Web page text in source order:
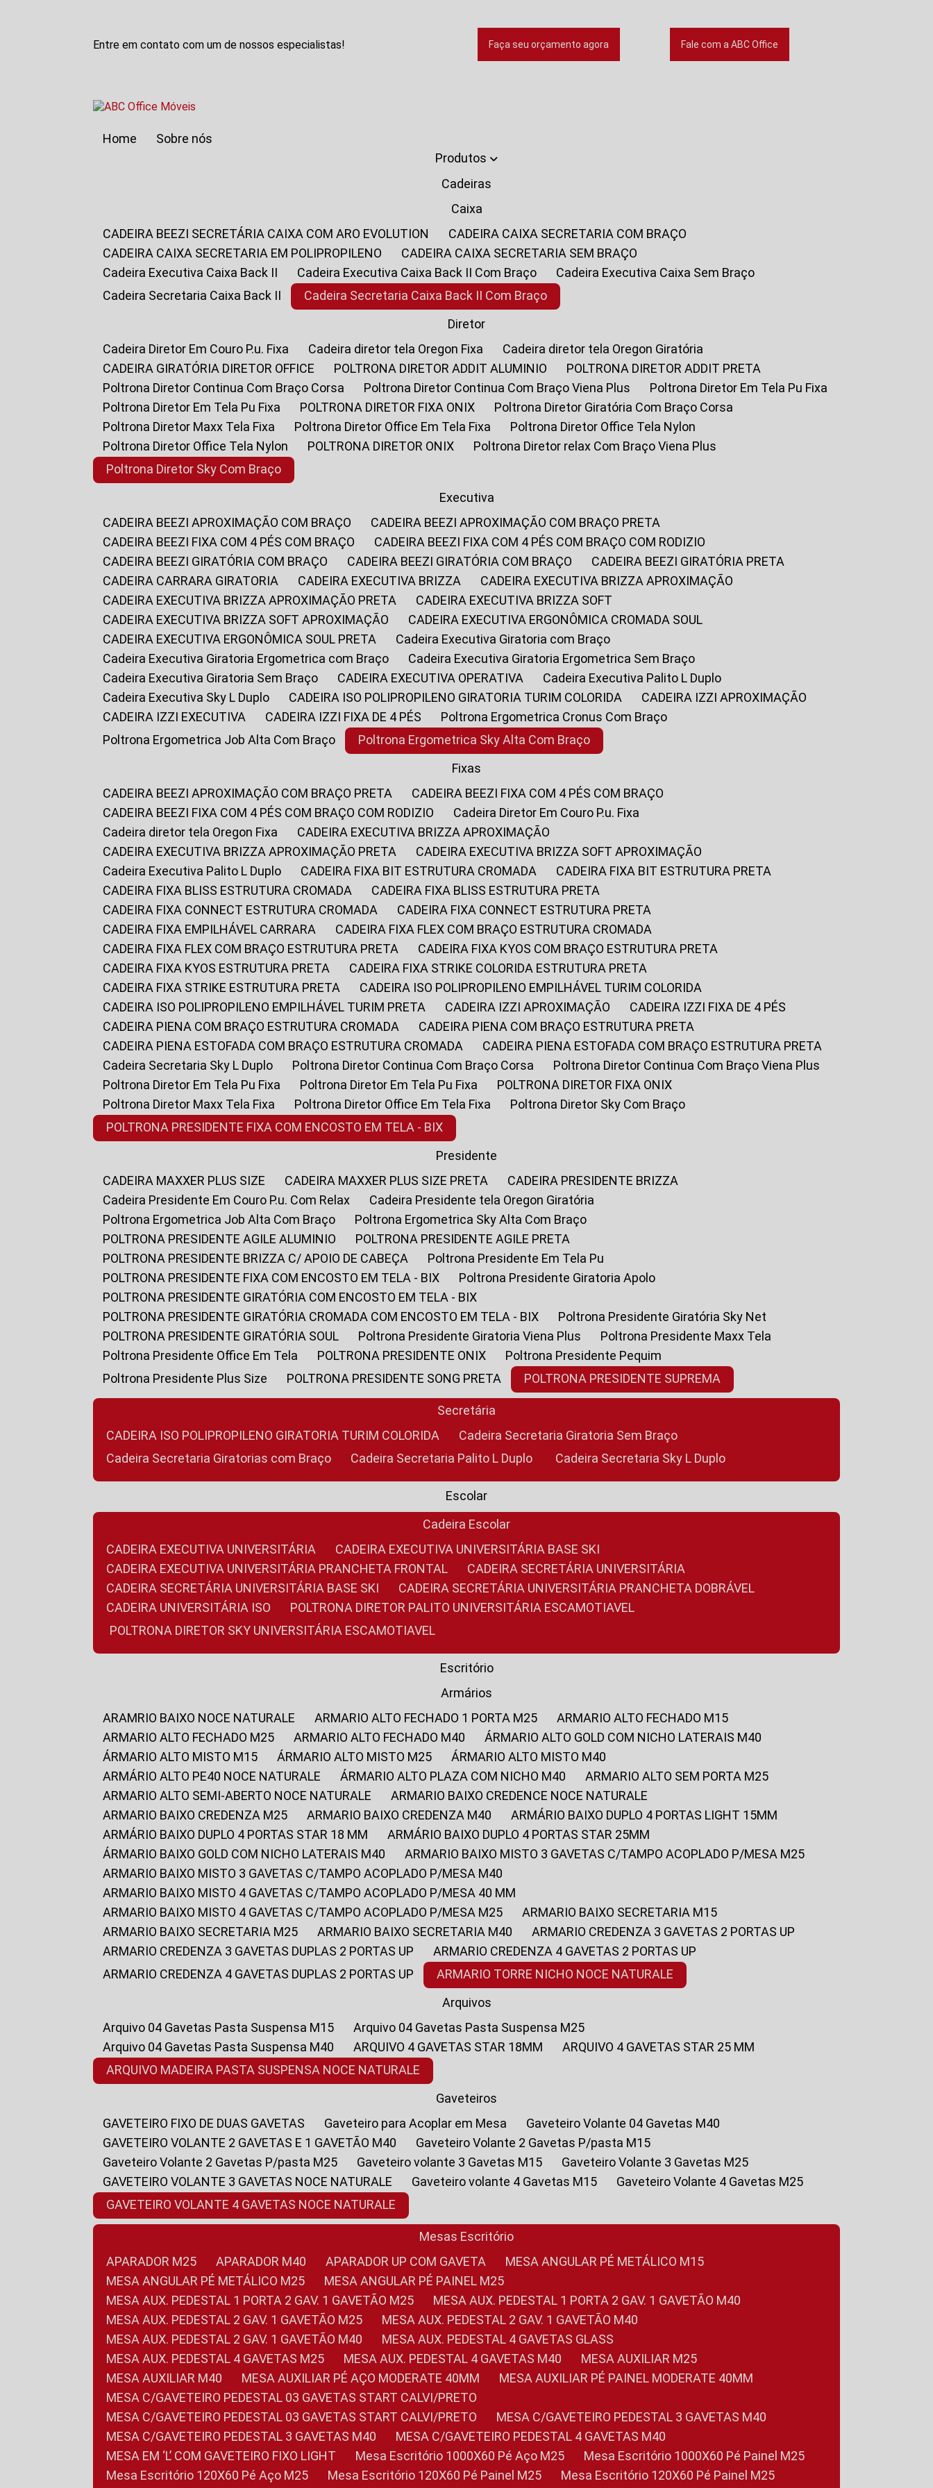
Entre em contato com um de nossos especialistas! Faça seu orçamento agora Fale com a ABC Office
Home
Sobre nós
Produtos
Cadeiras
Caixa
CADEIRA BEEZI SECRETÁRIA CAIXA COM ARO EVOLUTION
CADEIRA CAIXA SECRETARIA COM BRAÇO
CADEIRA CAIXA SECRETARIA EM POLIPROPILENO
CADEIRA CAIXA SECRETARIA SEM BRAÇO
Cadeira Executiva Caixa Back II
Cadeira Executiva Caixa Back II Com Braço
Cadeira Executiva Caixa Sem Braço
Cadeira Secretaria Caixa Back II
Cadeira Secretaria Caixa Back II Com Braço
Diretor
Cadeira Diretor Em Couro P.u. Fixa
Cadeira diretor tela Oregon Fixa
Cadeira diretor tela Oregon Giratória
CADEIRA GIRATÓRIA DIRETOR OFFICE
POLTRONA DIRETOR ADDIT ALUMINIO
POLTRONA DIRETOR ADDIT PRETA
Poltrona Diretor Continua Com Braço Corsa
Poltrona Diretor Continua Com Braço Viena Plus
Poltrona Diretor Em Tela Pu Fixa
Poltrona Diretor Em Tela Pu Fixa
POLTRONA DIRETOR FIXA ONIX
Poltrona Diretor Giratória Com Braço Corsa
Poltrona Diretor Maxx Tela Fixa
Poltrona Diretor Office Em Tela Fixa
Poltrona Diretor Office Tela Nylon
Poltrona Diretor Office Tela Nylon
POLTRONA DIRETOR ONIX
Poltrona Diretor relax Com Braço Viena Plus
Poltrona Diretor Sky Com Braço
Executiva
CADEIRA BEEZI APROXIMAÇÃO COM BRAÇO
CADEIRA BEEZI APROXIMAÇÃO COM BRAÇO PRETA
CADEIRA BEEZI FIXA COM 4 PÉS COM BRAÇO
CADEIRA BEEZI FIXA COM 4 PÉS COM BRAÇO COM RODIZIO
CADEIRA BEEZI GIRATÓRIA COM BRAÇO
CADEIRA BEEZI GIRATÓRIA COM BRAÇO
CADEIRA BEEZI GIRATÓRIA PRETA
CADEIRA CARRARA GIRATORIA
CADEIRA EXECUTIVA BRIZZA
CADEIRA EXECUTIVA BRIZZA APROXIMAÇÃO
CADEIRA EXECUTIVA BRIZZA APROXIMAÇÃO PRETA
CADEIRA EXECUTIVA BRIZZA SOFT
CADEIRA EXECUTIVA BRIZZA SOFT APROXIMAÇÃO
CADEIRA EXECUTIVA ERGONÔMICA CROMADA SOUL
CADEIRA EXECUTIVA ERGONÔMICA SOUL PRETA
Cadeira Executiva Giratoria com Braço
Cadeira Executiva Giratoria Ergometrica com Braço
Cadeira Executiva Giratoria Ergometrica Sem Braço
Cadeira Executiva Giratoria Sem Braço
CADEIRA EXECUTIVA OPERATIVA
Cadeira Executiva Palito L Duplo
Cadeira Executiva Sky L Duplo
CADEIRA ISO POLIPROPILENO GIRATORIA TURIM COLORIDA
CADEIRA IZZI APROXIMAÇÃO
CADEIRA IZZI EXECUTIVA
CADEIRA IZZI FIXA DE 4 PÉS
Poltrona Ergometrica Cronus Com Braço
Poltrona Ergometrica Job Alta Com Braço
Poltrona Ergometrica Sky Alta Com Braço
Fixas
CADEIRA BEEZI APROXIMAÇÃO COM BRAÇO PRETA
CADEIRA BEEZI FIXA COM 4 PÉS COM BRAÇO
CADEIRA BEEZI FIXA COM 4 PÉS COM BRAÇO COM RODIZIO
Cadeira Diretor Em Couro P.u. Fixa
Cadeira diretor tela Oregon Fixa
CADEIRA EXECUTIVA BRIZZA APROXIMAÇÃO
CADEIRA EXECUTIVA BRIZZA APROXIMAÇÃO PRETA
CADEIRA EXECUTIVA BRIZZA SOFT APROXIMAÇÃO
Cadeira Executiva Palito L Duplo
CADEIRA FIXA BIT ESTRUTURA CROMADA
CADEIRA FIXA BIT ESTRUTURA PRETA
CADEIRA FIXA BLISS ESTRUTURA CROMADA
CADEIRA FIXA BLISS ESTRUTURA PRETA
CADEIRA FIXA CONNECT ESTRUTURA CROMADA
CADEIRA FIXA CONNECT ESTRUTURA PRETA
CADEIRA FIXA EMPILHÁVEL CARRARA
CADEIRA FIXA FLEX COM BRAÇO ESTRUTURA CROMADA
CADEIRA FIXA FLEX COM BRAÇO ESTRUTURA PRETA
CADEIRA FIXA KYOS COM BRAÇO ESTRUTURA PRETA
CADEIRA FIXA KYOS ESTRUTURA PRETA
CADEIRA FIXA STRIKE COLORIDA ESTRUTURA PRETA
CADEIRA FIXA STRIKE ESTRUTURA PRETA
CADEIRA ISO POLIPROPILENO EMPILHÁVEL TURIM COLORIDA
CADEIRA ISO POLIPROPILENO EMPILHÁVEL TURIM PRETA
CADEIRA IZZI APROXIMAÇÃO
CADEIRA IZZI FIXA DE 4 PÉS
CADEIRA PIENA COM BRAÇO ESTRUTURA CROMADA
CADEIRA PIENA COM BRAÇO ESTRUTURA PRETA
CADEIRA PIENA ESTOFADA COM BRAÇO ESTRUTURA CROMADA
CADEIRA PIENA ESTOFADA COM BRAÇO ESTRUTURA PRETA
Cadeira Secretaria Sky L Duplo
Poltrona Diretor Continua Com Braço Corsa
Poltrona Diretor Continua Com Braço Viena Plus
Poltrona Diretor Em Tela Pu Fixa
Poltrona Diretor Em Tela Pu Fixa
POLTRONA DIRETOR FIXA ONIX
Poltrona Diretor Maxx Tela Fixa
Poltrona Diretor Office Em Tela Fixa
Poltrona Diretor Sky Com Braço
POLTRONA PRESIDENTE FIXA COM ENCOSTO EM TELA - BIX
Presidente
CADEIRA MAXXER PLUS SIZE
CADEIRA MAXXER PLUS SIZE PRETA
CADEIRA PRESIDENTE BRIZZA
Cadeira Presidente Em Couro P.u. Com Relax
Cadeira Presidente tela Oregon Giratória
Poltrona Ergometrica Job Alta Com Braço
Poltrona Ergometrica Sky Alta Com Braço
POLTRONA PRESIDENTE AGILE ALUMINIO
POLTRONA PRESIDENTE AGILE PRETA
POLTRONA PRESIDENTE BRIZZA C/ APOIO DE CABEÇA
Poltrona Presidente Em Tela Pu
POLTRONA PRESIDENTE FIXA COM ENCOSTO EM TELA - BIX
Poltrona Presidente Giratoria Apolo
POLTRONA PRESIDENTE GIRATÓRIA COM ENCOSTO EM TELA - BIX
POLTRONA PRESIDENTE GIRATÓRIA CROMADA COM ENCOSTO EM TELA - BIX
Poltrona Presidente Giratória Sky Net
POLTRONA PRESIDENTE GIRATÓRIA SOUL
Poltrona Presidente Giratoria Viena Plus
Poltrona Presidente Maxx Tela
Poltrona Presidente Office Em Tela
POLTRONA PRESIDENTE ONIX
Poltrona Presidente Pequim
Poltrona Presidente Plus Size
POLTRONA PRESIDENTE SONG PRETA POLTRONA PRESIDENTE SUPREMA
Secretária
CADEIRA ISO POLIPROPILENO GIRATORIA TURIM COLORIDA
Cadeira Secretaria Giratoria Sem Braço
Cadeira Secretaria Giratorias com Braço
Cadeira Secretaria Palito L Duplo Cadeira Secretaria Sky L Duplo
Escolar
Cadeira Escolar
CADEIRA EXECUTIVA UNIVERSITÁRIA
CADEIRA EXECUTIVA UNIVERSITÁRIA BASE SKI
CADEIRA EXECUTIVA UNIVERSITÁRIA PRANCHETA FRONTAL
CADEIRA SECRETÁRIA UNIVERSITÁRIA
CADEIRA SECRETÁRIA UNIVERSITÁRIA BASE SKI
CADEIRA SECRETÁRIA UNIVERSITÁRIA PRANCHETA DOBRÁVEL
CADEIRA UNIVERSITÁRIA ISO
POLTRONA DIRETOR PALITO UNIVERSITÁRIA ESCAMOTIAVEL
POLTRONA DIRETOR SKY UNIVERSITÁRIA ESCAMOTIAVEL
Escritório
Armários
ARAMRIO BAIXO NOCE NATURALE
ARMARIO ALTO FECHADO 1 PORTA M25
ARMARIO ALTO FECHADO M15
ARMARIO ALTO FECHADO M25
ARMARIO ALTO FECHADO M40
ÁRMARIO ALTO GOLD COM NICHO LATERAIS M40
ÁRMARIO ALTO MISTO M15
ÁRMARIO ALTO MISTO M25
ÁRMARIO ALTO MISTO M40
ARMÁRIO ALTO PE40 NOCE NATURALE
ÁRMARIO ALTO PLAZA COM NICHO M40
ARMARIO ALTO SEM PORTA M25
ARMARIO ALTO SEMI-ABERTO NOCE NATURALE
ARMARIO BAIXO CREDENCE NOCE NATURALE
ARMARIO BAIXO CREDENZA M25
ARMARIO BAIXO CREDENZA M40
ARMÁRIO BAIXO DUPLO 4 PORTAS LIGHT 15MM
ARMÁRIO BAIXO DUPLO 4 PORTAS STAR 18 MM
ARMÁRIO BAIXO DUPLO 4 PORTAS STAR 25MM
ÁRMARIO BAIXO GOLD COM NICHO LATERAIS M40
ARMARIO BAIXO MISTO 3 GAVETAS C/TAMPO ACOPLADO P/MESA M25
ARMARIO BAIXO MISTO 3 GAVETAS C/TAMPO ACOPLADO P/MESA M40
ARMARIO BAIXO MISTO 4 GAVETAS C/TAMPO ACOPLADO P/MESA 40 MM
ARMARIO BAIXO MISTO 4 GAVETAS C/TAMPO ACOPLADO P/MESA M25
ARMARIO BAIXO SECRETARIA M15
ARMARIO BAIXO SECRETARIA M25
ARMARIO BAIXO SECRETARIA M40
ARMARIO CREDENZA 3 GAVETAS 2 PORTAS UP
ARMARIO CREDENZA 3 GAVETAS DUPLAS 2 PORTAS UP
ARMARIO CREDENZA 4 GAVETAS 2 PORTAS UP
ARMARIO CREDENZA 4 GAVETAS DUPLAS 2 PORTAS UP
ARMARIO TORRE NICHO NOCE NATURALE
Arquivos
Arquivo 04 Gavetas Pasta Suspensa M15
Arquivo 04 Gavetas Pasta Suspensa M25
Arquivo 04 Gavetas Pasta Suspensa M40
ARQUIVO 4 GAVETAS STAR 18MM
ARQUIVO 4 GAVETAS STAR 25 MM
ARQUIVO MADEIRA PASTA SUSPENSA NOCE NATURALE
Gaveteiros
GAVETEIRO FIXO DE DUAS GAVETAS
Gaveteiro para Acoplar em Mesa
Gaveteiro Volante 04 Gavetas M40
GAVETEIRO VOLANTE 2 GAVETAS E 1 GAVETÃO M40
Gaveteiro Volante 2 Gavetas P/pasta M15
Gaveteiro Volante 2 Gavetas P/pasta M25
Gaveteiro volante 3 Gavetas M15
Gaveteiro Volante 3 Gavetas M25
GAVETEIRO VOLANTE 3 GAVETAS NOCE NATURALE
Gaveteiro volante 4 Gavetas M15
Gaveteiro Volante 4 Gavetas M25
GAVETEIRO VOLANTE 4 GAVETAS NOCE NATURALE
Mesas Escritório
APARADOR M25
APARADOR M40 APARADOR UP COM GAVETA
MESA ANGULAR PÉ METÁLICO M15
MESA ANGULAR PÉ METÁLICO M25
MESA ANGULAR PÉ PAINEL M25
MESA AUX. PEDESTAL 1 PORTA 2 GAV. 1 GAVETÃO M25
MESA AUX. PEDESTAL 1 PORTA 2 GAV. 1 GAVETÃO M40
MESA AUX. PEDESTAL 2 GAV. 1 GAVETÃO M25
MESA AUX. PEDESTAL 2 GAV. 1 GAVETÃO M40
MESA AUX. PEDESTAL 2 GAV. 1 GAVETÃO M40
MESA AUX. PEDESTAL 4 GAVETAS GLASS
MESA AUX. PEDESTAL 4 GAVETAS M25
MESA AUX. PEDESTAL 4 GAVETAS M40
MESA AUXILIAR M25
MESA AUXILIAR M40
MESA AUXILIAR PÉ AÇO MODERATE 40MM
MESA AUXILIAR PÉ PAINEL MODERATE 40MM
MESA C/GAVETEIRO PEDESTAL 03 GAVETAS START CALVI/PRETO
MESA C/GAVETEIRO PEDESTAL 03 GAVETAS START CALVI/PRETO
MESA C/GAVETEIRO PEDESTAL 3 GAVETAS M40
MESA C/GAVETEIRO PEDESTAL 3 GAVETAS M40
MESA C/GAVETEIRO PEDESTAL 4 GAVETAS M40
MESA EM ‘L’ COM GAVETEIRO FIXO LIGHT
Mesa Escritório 1000X60 Pé Aço M25
Mesa Escritório 1000X60 Pé Painel M25
Mesa Escritório 120X60 Pé Aço M25
Mesa Escritório 120X60 Pé Painel M25
Mesa Escritório 120X60 Pé Painel M25